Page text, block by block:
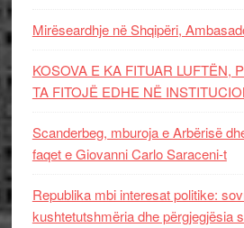
Mirëseardhje në Shqipëri,
KOSOVA E KA FITUAR LUFTËN,
TA FITOJË EDHE NË
Scanderbeg, mburoja e Arbërisë
faqet e Giovanni Carlo Saraceni-t
Republika mbi interesat politike:
kushtetutshmëria dhe përgjegjësia